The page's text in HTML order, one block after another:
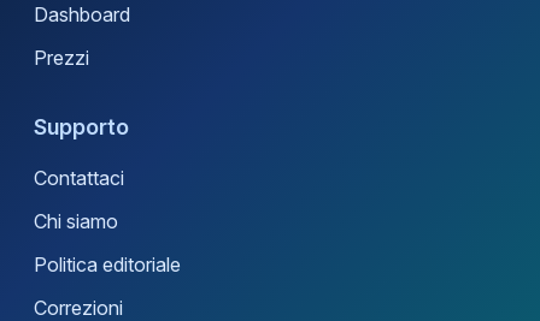
Dashboard
Prezzi
Supporto
Contattaci
Chi siamo
Politica editoriale
Correzioni